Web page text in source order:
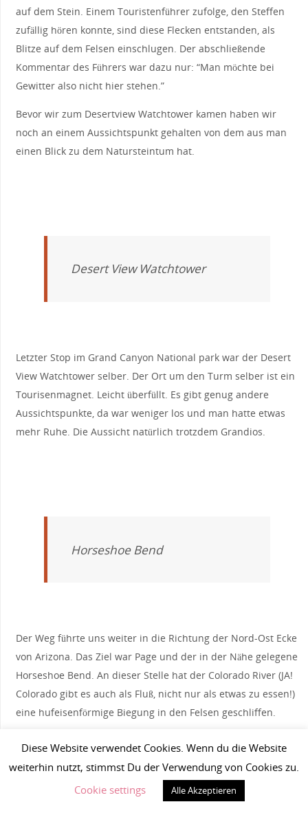
auf dem Stein. Einem Touristenführer zufolge, den Steffen
zufällig hören konnte, sind diese Flecken entstanden, als
Blitze auf dem Felsen einschlugen. Der abschließende
Kommentar des Führers war dazu nur: “Man möchte bei
Gewitter also nicht hier stehen.”
Bevor wir zum Desertview Watchtower kamen haben wir
noch an einem Aussichtspunkt gehalten von dem aus man
einen Blick zu dem Natursteintum hat.
Desert View Watchtower
Letzter Stop im Grand Canyon National park war der Desert
View Watchtower selber. Der Ort um den Turm selber ist ein
Tourisenmagnet. Leicht überfüllt. Es gibt genug andere
Aussichtspunkte, da war weniger los und man hatte etwas
mehr Ruhe. Die Aussicht natürlich trotzdem Grandios.
Horseshoe Bend
Der Weg führte uns weiter in die Richtung der Nord-Ost Ecke
von Arizona. Das Ziel war Page und der in der Nähe gelegene
Horseshoe Bend. An dieser Stelle hat der Colorado River (JA!
Colorado gibt es auch als Fluß, nicht nur als etwas zu essen!)
eine hufeisenförmige Biegung in den Felsen geschliffen.
Da wir etwa eine Stunde vor Sonnenuntergang eintrafen,
Plätzchen zwischen den Steinen und genossen die
wärmenden Strahlen der Sonne und den angenehm
Diese Website verwendet Cookies. Wenn du die Website
weiterhin nutzt, stimmst Du der Verwendung von Cookies zu.
Cookie settings
Alle Akzeptieren